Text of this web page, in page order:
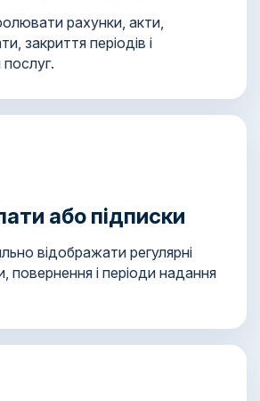
рахунки, акти,
закриття періодів і
або підписки
відображати регулярні
повернення і періоди надання